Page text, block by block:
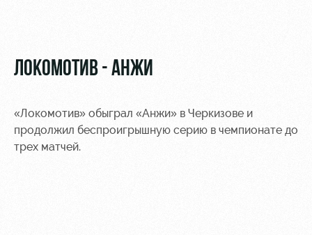
МГН
ЛОКОМОТИВ - АНЖИ
«Локомотив» обыграл «Анжи» в Черкизове и
продолжил беспроигрышную серию в чемпионате до
трех матчей.